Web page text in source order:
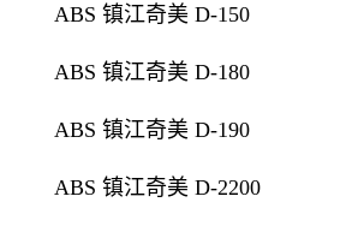
ABS 镇江奇美 D-150
ABS 镇江奇美 D-180
ABS 镇江奇美 D-190
ABS 镇江奇美 D-2200